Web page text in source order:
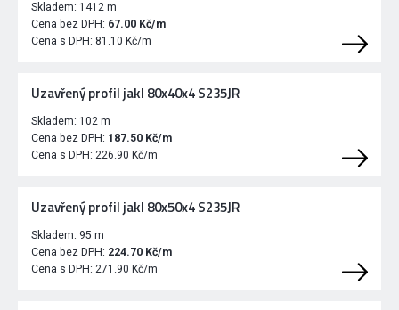
Skladem: 1412 m
Cena bez DPH: 67.00 Kč/m
Cena s DPH: 81.10 Kč/m
Uzavřený profil jakl 80x40x4 S235JR
Skladem: 102 m
Cena bez DPH: 187.50 Kč/m
Cena s DPH: 226.90 Kč/m
Uzavřený profil jakl 80x50x4 S235JR
Skladem: 95 m
Cena bez DPH: 224.70 Kč/m
Cena s DPH: 271.90 Kč/m